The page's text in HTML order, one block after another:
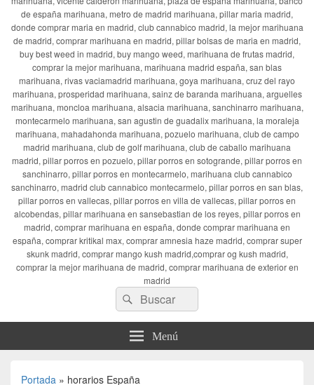
de españa marihuana, metro de madrid marihuana, pillar maria madrid,
donde comprar maria en madrid, club cannabico madrid, la mejor marihuana
de madrid, comprar marihuana en madrid, pillar bolsas de maria en madrid,
buy best weed in madrid, buy mango weed, marihuana de frutas madrid,
comprar la mejor marihuana, marihuana madrid españa, san blas
marihuana, rivas vaciamadrid marihuana, goya marihuana, cruz del rayo
marihuana, prosperidad marihuana, sainz de baranda marihuana, arguelles
marihuana, moncloa marihuana, alsacia marihuana, sanchinarro marihuana,
montecarmelo marihuana, san agustin de guadalix marihuana, la moraleja
marihuana, mahadahonda marihuana, pozuelo marihuana, club de campo
madrid marihuana, club de golf marihuana, club de caballo marihuana
madrid, pillar porros en pozuelo, pillar porros en sotogrande, pillar porros en
sanchinarro, pillar porros en montecarmelo, marihuana club cannabico
sanchinarro, madrid club cannabico montecarmelo, pillar porros en san blas,
pillar porros en vallecas, pillar porros en villa de vallecas, pillar porros en
alcobendas, pillar marihuana en sansebastian de los reyes, pillar porros en
madrid, comprar marihuana en españa, donde comprar marihuana en
españa, comprar kritikal max, comprar amnesia haze madrid, comprar super
skunk madrid, comprar mango kush madrid,comprar og kush madrid,
comprar la mejor marihuana de madrid, comprar marihuana de exterior en
madrid
Buscar
por:
Buscar
Menú
Portada » horarios España